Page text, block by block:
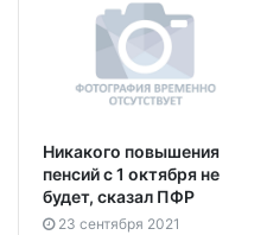
Никакого повышения
пенсий с 1 октября не
будет, сказал ПФР
23 сентября 2021